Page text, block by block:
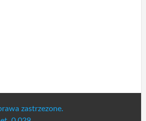
zastrzezone.